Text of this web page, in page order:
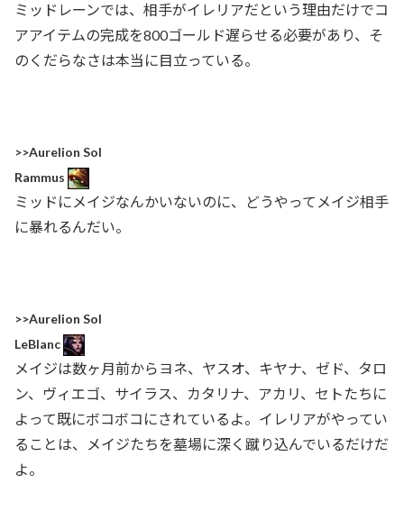
ミッドレーンでは、相手がイレリアだという理由だけでコ
アアイテムの完成を800ゴールド遅らせる必要があり、そ
のくだらなさは本当に目立っている。
>>Aurelion Sol
Rammus
ミッドにメイジなんかいないのに、どうやってメイジ相手
に暴れるんだい。
>>Aurelion Sol
LeBlanc
メイジは数ヶ月前からヨネ、ヤスオ、キヤナ、ゼド、タロ
ン、ヴィエゴ、サイラス、カタリナ、アカリ、セトたちに
よって既にボコボコにされているよ。イレリアがやってい
ることは、メイジたちを墓場に深く蹴り込んでいるだけだ
よ。